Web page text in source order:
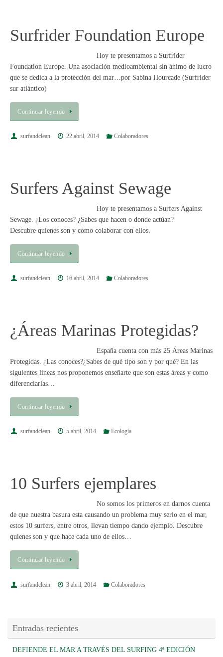
Surfrider Foundation Europe
Hoy te presentamos a Surfrider
Foundation Europe. Una asociación medioambiental sin ánimo de lucro
que se dedica a la protección del mar…por Sabina Hourcade (Surfrider
sur atlántico)
Continuar leyendo
surfandclean 22 abril, 2014 Colaboradores
Surfers Against Sewage
Hoy te presentamos a Surfers Against
Sewage. ¿Los conoces? ¿Sabes que hacen o donde actúan?
Descubre quienes son y como colaborar con ellos.
Continuar leyendo
surfandclean 16 abril, 2014 Colaboradores
¿Áreas Marinas Protegidas?
España cuenta con más 25 Áreas Marinas
Protegidas. ¿Las conoces?¿Sabes de qué tipo son y por qué? En las
siguientes líneas nos proponemos enseñarte que son estas áreas y como
diferenciarlas…
Continuar leyendo
surfandclean 5 abril, 2014 Ecología
10 Surfers ejemplares
No somos los primeros en darnos cuenta
de que nuestra basura esta causando un problema muy serio en el mar,
estos 10 surfers, entre otros, llevan tiempo dando ejemplo. Descubre
quienes son y que hace cada uno de ellos…
Continuar leyendo
surfandclean 3 abril, 2014 Colaboradores
Entradas recientes
DEFIENDE EL MAR A TRAVÉS DEL SURFING 4ª EDICIÓN